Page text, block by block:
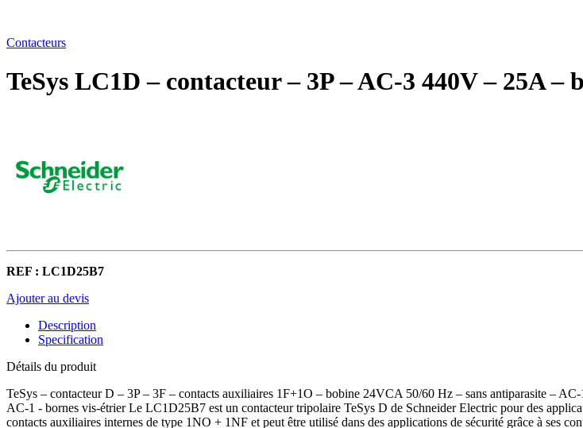
Contacteurs
TeSys LC1D – contacteur – 3P – AC-3 440V – 25A –
REF : LC1D25B7
Ajouter au devis
Description
Specification
Détails du produit
TeSys – contacteur D – 3P – 3F – contacts auxiliaires 1F+1O – bobine 24VCA 50/60 Hz – sans antiparasite
AC-1 - bornes vis-étrier Le LC1D25B7 est un contacteur tripolaire TeSys D de Schneider Electric pour des
contacts auxiliaires internes de type 1NO + 1NF et peut être utilisé dans des applications de sécurité grâce à